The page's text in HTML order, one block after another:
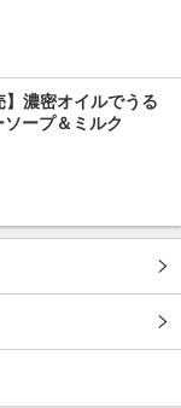
】濃密オイルでうる
ープ＆ミルク